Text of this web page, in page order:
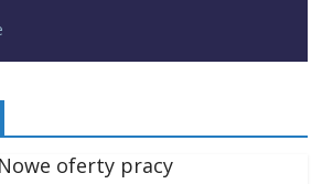
Nowe oferty pracy